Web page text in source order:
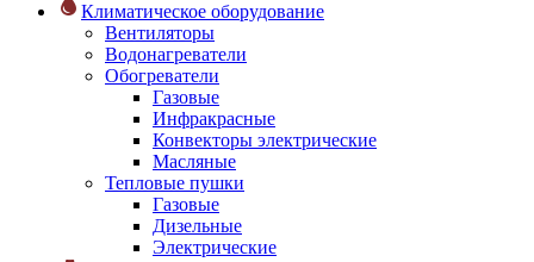
Климатическое оборудование
Вентиляторы
Водонагреватели
Обогреватели
Газовые
Инфракрасные
Конвекторы электрические
Масляные
Тепловые пушки
Газовые
Дизельные
Электрические